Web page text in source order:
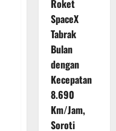
Roket
SpaceX
Tabrak
Bulan
dengan
Kecepatan
8.690
Km/Jam,
Soroti